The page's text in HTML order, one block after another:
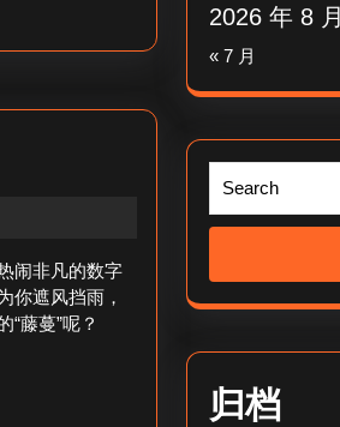
闹非凡的数字
你遮风挡雨，
藤蔓”呢？
2026 年 8 月
« 7 月
Search
归档